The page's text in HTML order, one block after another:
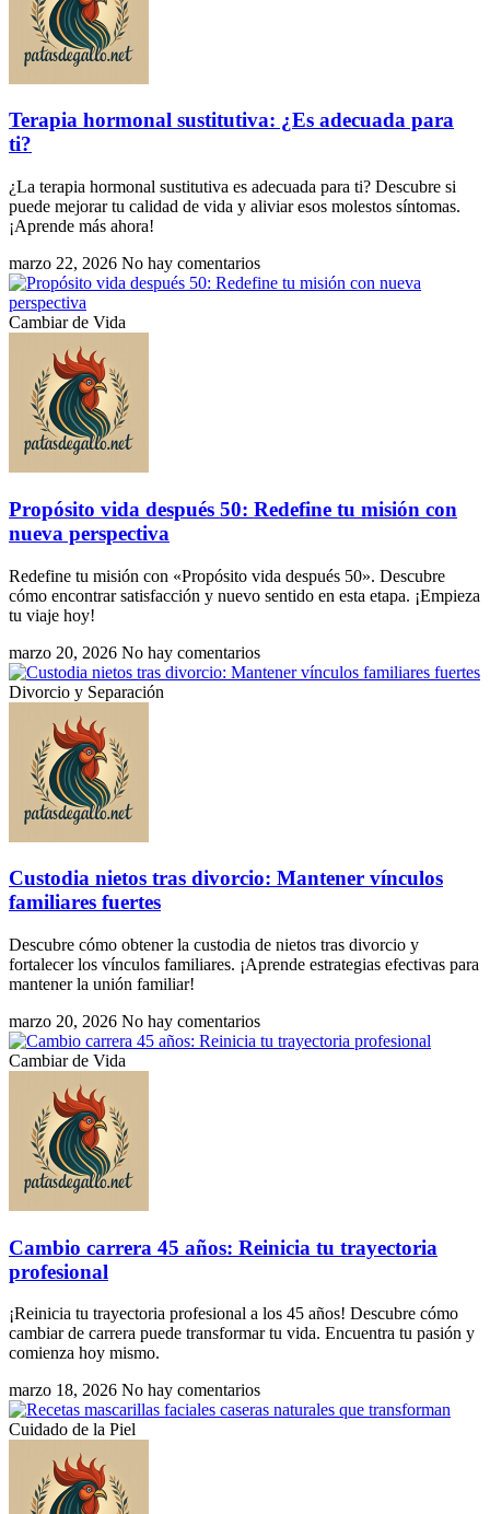
Terapia hormonal sustitutiva: ¿Es adecuada para
ti?
¿La terapia hormonal sustitutiva es adecuada para ti? Descubre si
puede mejorar tu calidad de vida y aliviar esos molestos síntomas.
¡Aprende más ahora!
marzo 22, 2026 No hay comentarios
Cambiar de Vida
Propósito vida después 50: Redefine tu misión con
nueva perspectiva
Redefine tu misión con «Propósito vida después 50». Descubre
cómo encontrar satisfacción y nuevo sentido en esta etapa. ¡Empieza
tu viaje hoy!
marzo 20, 2026 No hay comentarios
Divorcio y Separación
Custodia nietos tras divorcio: Mantener vínculos
familiares fuertes
Descubre cómo obtener la custodia de nietos tras divorcio y
fortalecer los vínculos familiares. ¡Aprende estrategias efectivas para
mantener la unión familiar!
marzo 20, 2026 No hay comentarios
Cambiar de Vida
Cambio carrera 45 años: Reinicia tu trayectoria
profesional
¡Reinicia tu trayectoria profesional a los 45 años! Descubre cómo
cambiar de carrera puede transformar tu vida. Encuentra tu pasión y
comienza hoy mismo.
marzo 18, 2026 No hay comentarios
Cuidado de la Piel